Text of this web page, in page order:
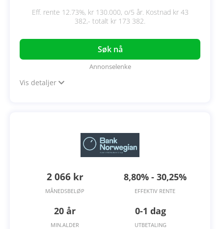
Eff. rente 12.73%, kr 130.000, o/5 år. Kostnad kr 43
382,- totalt kr 173 382.
Søk nå
Annonselenke
Vis detaljer
2 066 kr
MÅNEDSBELØP
8,80% - 30,25%
EFFEKTIV RENTE
20 år
MIN.ALDER
0-1 dag
UTBETALING